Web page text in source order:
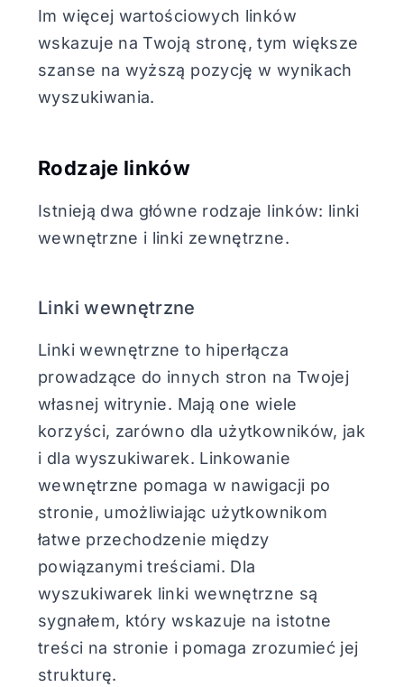
Im więcej wartościowych linków
wskazuje na Twoją stronę, tym większe
szanse na wyższą pozycję w wynikach
wyszukiwania.
Rodzaje linków
Istnieją dwa główne rodzaje linków: linki
wewnętrzne i linki zewnętrzne.
Linki wewnętrzne
Linki wewnętrzne to hiperłącza
prowadzące do innych stron na Twojej
własnej witrynie. Mają one wiele
korzyści, zarówno dla użytkowników, jak
i dla wyszukiwarek. Linkowanie
wewnętrzne pomaga w nawigacji po
stronie, umożliwiając użytkownikom
łatwe przechodzenie między
powiązanymi treściami. Dla
wyszukiwarek linki wewnętrzne są
sygnałem, który wskazuje na istotne
treści na stronie i pomaga zrozumieć jej
strukturę.